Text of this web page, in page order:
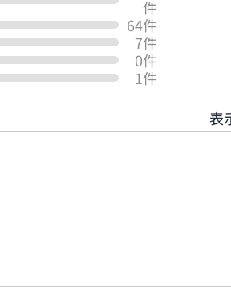
件
64件
7件
0件
1件
表